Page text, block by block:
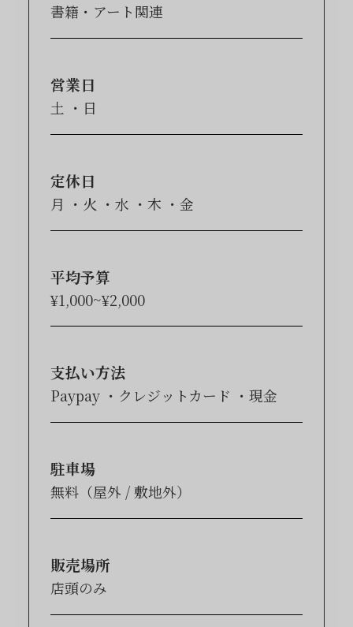
書籍・アート関連
営業日
土 日
定休日
月 火 水 木 金
平均予算
¥1,000~¥2,000
支払い方法
Paypay クレジットカード 現金
駐車場
無料（屋外 / 敷地外）
販売場所
店頭のみ